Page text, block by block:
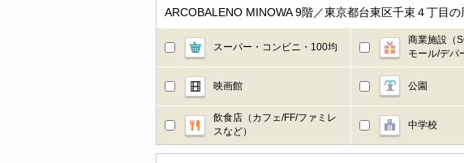
ARCOBALENO MINOWA 9階／東京都台東区千束４丁目
スーパー・コンビニ・100均
商業施設（
モール/デパ
映画館 公園
飲食店（カフェ/FF/ファミレ
スなど）
中学校